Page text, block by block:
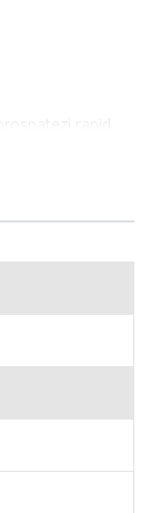
rapid